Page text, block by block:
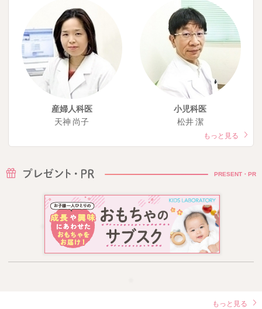
産婦人科医
天神 尚子
小児科医
松井 潔
もっと見る
PRESENT・PR
もっと見る